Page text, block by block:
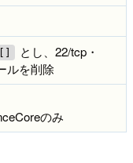
とし、22/tcp・
ルを削除
のみ